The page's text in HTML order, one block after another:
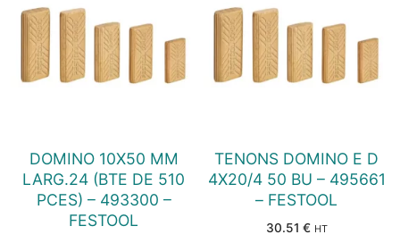
DOMINO 10X50 MM
LARG.24 (BTE DE 510
PCES) – 493300 –
FESTOOL
TENONS DOMINO E D
4X20/4 50 BU – 495661
– FESTOOL
30.51 € HT